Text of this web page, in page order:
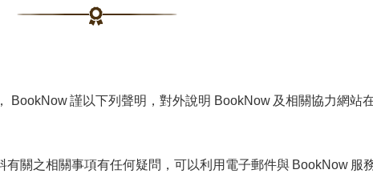
BookNow 謹以下列聲明，對外說明 BookNow 及相關協力網站
有關之相關事項有任何疑問，可以利用電子郵件與 BookNow 服